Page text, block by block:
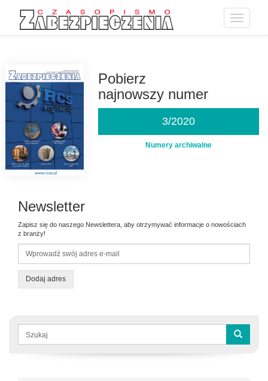
Toggle
Pobierz
najnowszy numer
3/2020
Numery archiwalne
Newsletter
Zapisz się do naszego Newslettera, aby otrzymywać informacje o nowościach
z branży!
Dodaj adres
Formularz
wyszukiwania